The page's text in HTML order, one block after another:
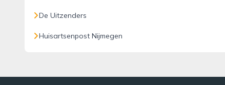
De Uitzenders
Huisartsenpost Nijmegen